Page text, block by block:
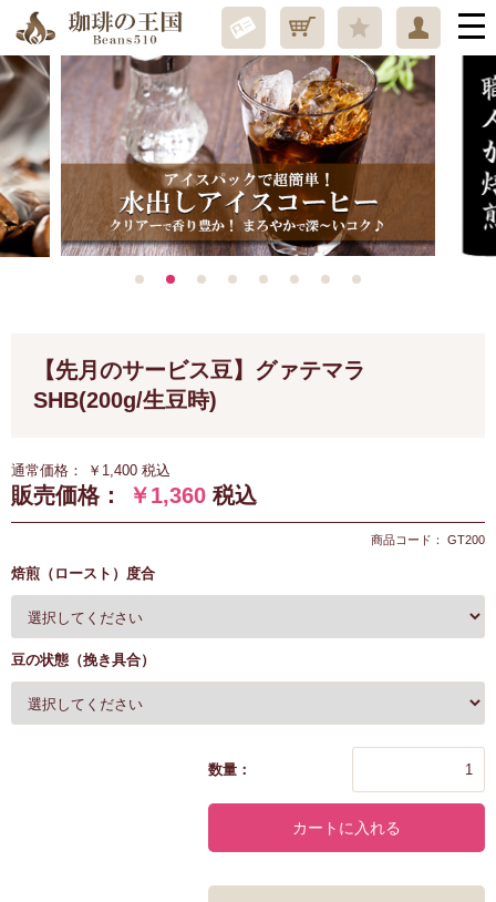
【先月のサービス豆】グァテマラ
SHB(200g/生豆時)
通常価格： ￥1,400 税込
販売価格： ￥1,360 税込
商品コード： GT200
焙煎（ロースト）度合
豆の状態（挽き具合）
数量：
カートに入れる